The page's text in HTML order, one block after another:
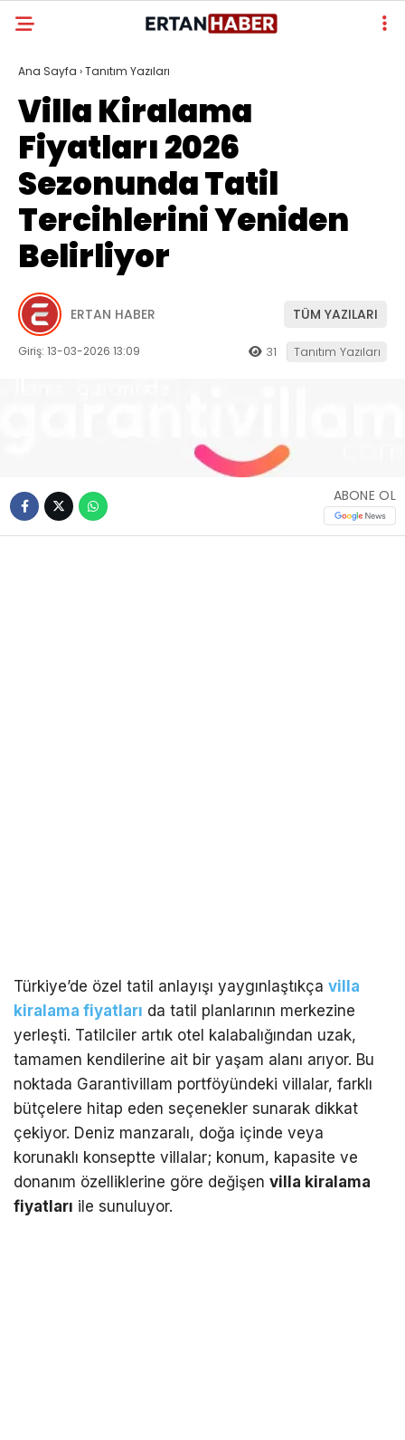
Ana Sayfa ›Tanıtım Yazıları
Villa Kiralama
Fiyatları 2026
Sezonunda Tatil
Tercihlerini Yeniden
Belirliyor
ERTAN HABER TÜM YAZILARI
Giriş: 13-03-2026 13:09 31 Tanıtım Yazıları
ABONE OL
Türkiye’de özel tatil anlayışı yaygınlaştıkça villa
kiralama fiyatları da tatil planlarının merkezine
yerleşti. Tatilciler artık otel kalabalığından uzak,
tamamen kendilerine ait bir yaşam alanı arıyor. Bu
noktada Garantivillam portföyündeki villalar, farklı
bütçelere hitap eden seçenekler sunarak dikkat
çekiyor. Deniz manzaralı, doğa içinde veya
korunaklı konseptte villalar; konum, kapasite ve
donanım özelliklerine göre değişen villa kiralama
fiyatları ile sunuluyor.